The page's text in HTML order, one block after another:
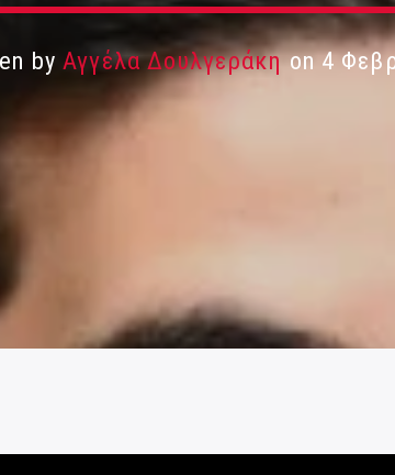
byΑγγέλα Δουλγεράκηon 4